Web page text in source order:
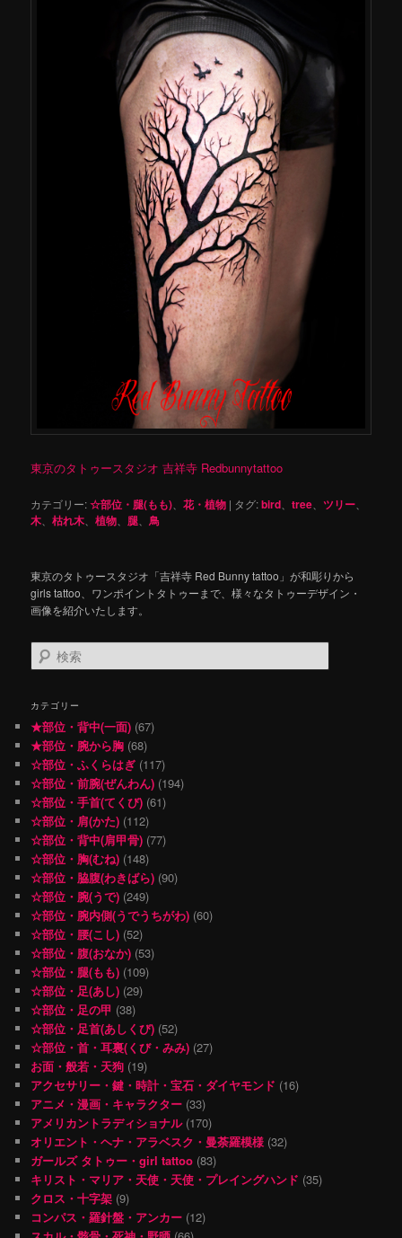
東京のタトゥースタジオ 吉祥寺 Redbunnytattoo
カテゴリー:☆部位・腿(もも) 、花・植物 | タグ:bird 、tree 、ツリー
木 、枯れ木 、植物 腿 、鳥
東京のタトゥースタジオ「吉祥寺 Red Bunny tattoo」が和彫りから
girls tattoo、ワンポイントタトゥーまで、様々なタトゥーデザイン・
画像を紹介いたします。
検
索
カテゴリー
★部位・背中(一面) (67)
★部位・腕から胸 (68)
☆部位・ふくらはぎ (117)
☆部位・前腕(ぜんわん) (194)
☆部位・手首(てくび) (61)
☆部位・肩(かた) (112)
☆部位・背中(肩甲骨) (77)
☆部位・胸(むね) (148)
☆部位・脇腹(わきばら) (90)
☆部位・腕(うで) (249)
☆部位・腕内側(うでうちがわ) (60)
☆部位・腰(こし) (52)
☆部位・腹(おなか) (53)
☆部位・腿(もも) (109)
☆部位・足(あし) (29)
☆部位・足の甲 (38)
☆部位・足首(あしくび) (52)
☆部位・首・耳裏(くび・みみ) (27)
お面・般若・天狗 (19)
アクセサリー・鍵・時計・宝石・ダイヤモンド (16)
アニメ・漫画・キャラクター (33)
アメリカントラディショナル(170)
オリエント・ヘナ・アラベスク・曼荼羅模様 (32)
ガールズ タトゥー・girl tattoo (83)
キリスト・マリア・天使・天使・プレイングハンド (35)
クロス・十字架 (9)
コンパス・羅針盤・アンカー (12)